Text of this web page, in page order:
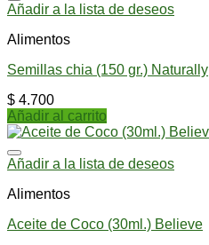
Añadir a la lista de deseos
Alimentos
Semillas chia (150 gr.) Naturally
$ 4.700
Añadir al carrito
Añadir a la lista de deseos
Alimentos
Aceite de Coco (30ml.) Believe